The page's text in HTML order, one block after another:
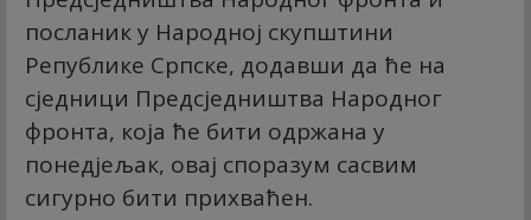
посланик у Народној скупштини
Републике Српске, додавши да ће на
сједници Предсједништва Народног
фронта, која ће бити одржана у
понедјељак, овај споразум сасвим
сигурно бити прихваћен.